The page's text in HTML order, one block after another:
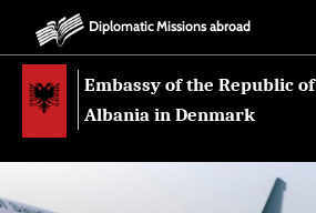
Diplomatic Missions abroad
Embassy of the Republic of
Albania in Denmark